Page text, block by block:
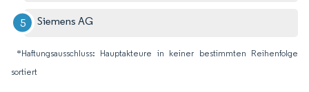
Siemens AG
*Haftungsausschluss: Hauptakteure in keiner bestimmten Reihenfolge
sortiert